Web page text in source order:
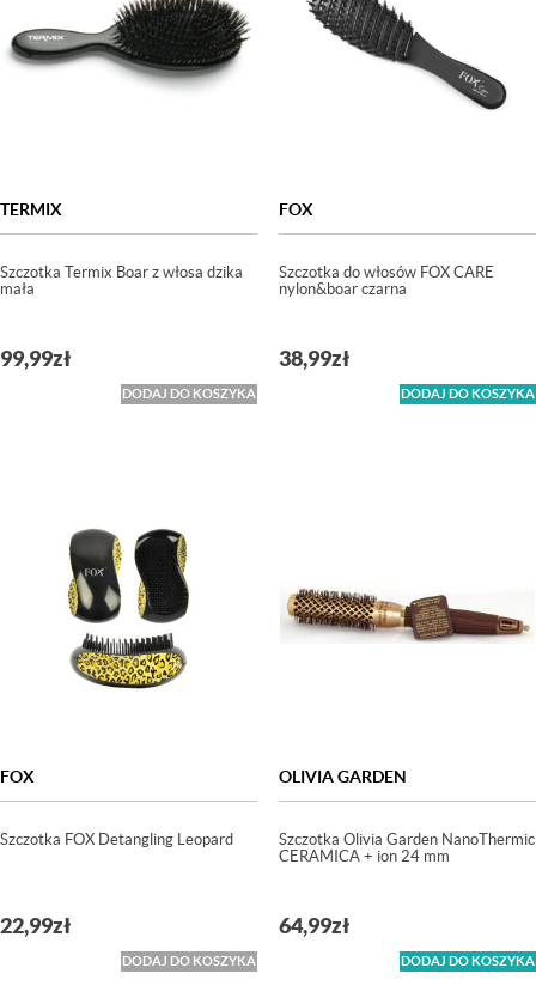
TERMIX
Szczotka Termix Boar z włosa dzika
mała
99,99zł
DODAJ DO KOSZYKA
FOX
Szczotka do włosów FOX CARE
nylon&boar czarna
38,99zł
DODAJ DO KOSZYKA
FOX
Szczotka FOX Detangling Leopard
22,99zł
DODAJ DO KOSZYKA
OLIVIA GARDEN
Szczotka Olivia Garden NanoThermic
CERAMICA + ion 24 mm
64,99zł
DODAJ DO KOSZYKA